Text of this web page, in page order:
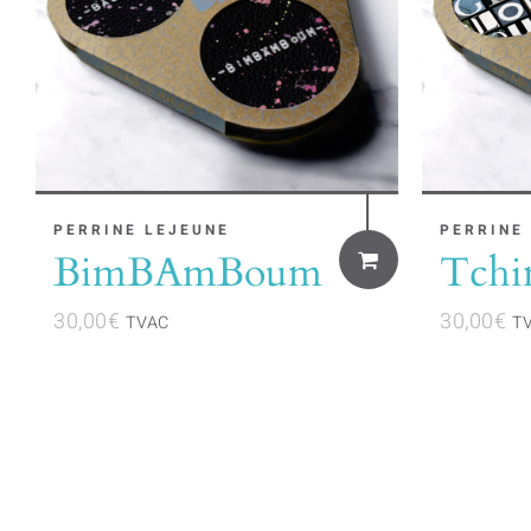
PERRINE LEJEUNE
BimBAmBoum
30,00€ TVAC
PERRINE
30,00€